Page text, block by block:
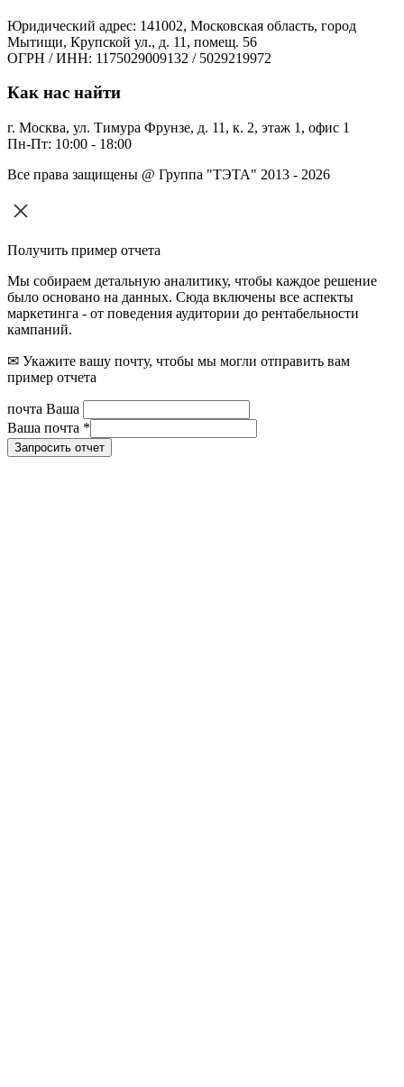
Юридический адрес: 141002, Московская область, город
Мытищи, Крупской ул., д. 11, помещ. 56
ОГРН / ИНН: 1175029009132 / 5029219972
Как нас найти
г. Москва, ул. Тимура Фрунзе, д. 11, к. 2, этаж 1, офис 1
Пн-Пт: 10:00 - 18:00
Все права защищены @ Группа "ТЭТА" 2013 - 2026
Получить пример отчета
Мы собираем детальную аналитику, чтобы каждое решение
было основано на данных. Сюда включены все аспекты
маркетинга - от поведения аудитории до рентабельности
кампаний.
✉ Укажите вашу почту, чтобы мы могли отправить вам
пример отчета
почта Ваша
Ваша почта *
Запросить отчет